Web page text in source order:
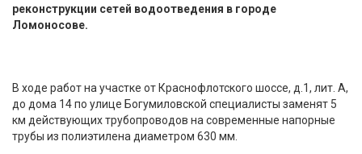
реконструкции сетей водоотведения в городе
Ломоносове.
В ходе работ на участке от Краснофлотского шоссе, д.1, лит. А,
до дома 14 по улице Богумиловской специалисты заменят 5
км действующих трубопроводов на современные напорные
трубы из полиэтилена диаметром 630 мм.